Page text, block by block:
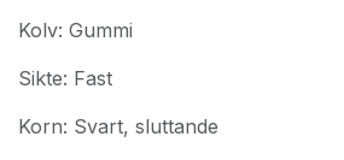
Kolv: Gummi
Sikte: Fast
Korn: Svart, sluttande